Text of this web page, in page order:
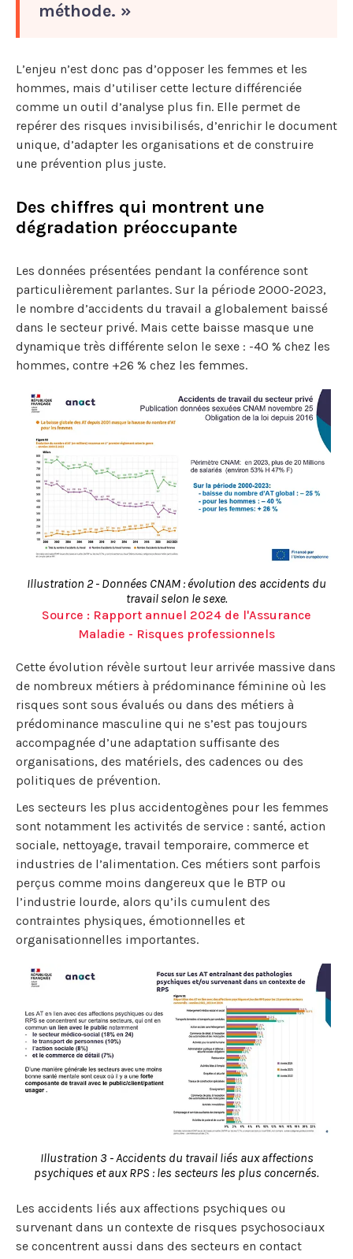
méthode. »
L’enjeu n’est donc pas d’opposer les femmes et les
hommes, mais d’utiliser cette lecture différenciée
comme un outil d’analyse plus fin. Elle permet de
repérer des risques invisibilisés, d’enrichir le document
unique, d’adapter les organisations et de construire
une prévention plus juste.
Des chiffres qui montrent une
dégradation préoccupante
Les données présentées pendant la conférence sont
particulièrement parlantes. Sur la période 2000-2023,
le nombre d’accidents du travail a globalement baissé
dans le secteur privé. Mais cette baisse masque une
dynamique très différente selon le sexe : -40 % chez les
hommes, contre +26 % chez les femmes.
Illustration 2 - Données CNAM : évolution des accidents du
travail selon le sexe.
Source : Rapport annuel 2024 de l'Assurance
Maladie - Risques professionnels
Cette évolution révèle surtout leur arrivée massive dans
de nombreux métiers à prédominance féminine où les
risques sont sous évalués ou dans des métiers à
prédominance masculine qui ne s’est pas toujours
accompagnée d’une adaptation suffisante des
organisations, des matériels, des cadences ou des
politiques de prévention.
Les secteurs les plus accidentogènes pour les femmes
sont notamment les activités de service : santé, action
sociale, nettoyage, travail temporaire, commerce et
industries de l’alimentation. Ces métiers sont parfois
perçus comme moins dangereux que le BTP ou
l’industrie lourde, alors qu’ils cumulent des
contraintes physiques, émotionnelles et
organisationnelles importantes.
Illustration 3 - Accidents du travail liés aux affections
psychiques et aux RPS : les secteurs les plus concernés.
Les accidents liés aux affections psychiques ou
survenant dans un contexte de risques psychosociaux
se concentrent aussi dans des secteurs en contact